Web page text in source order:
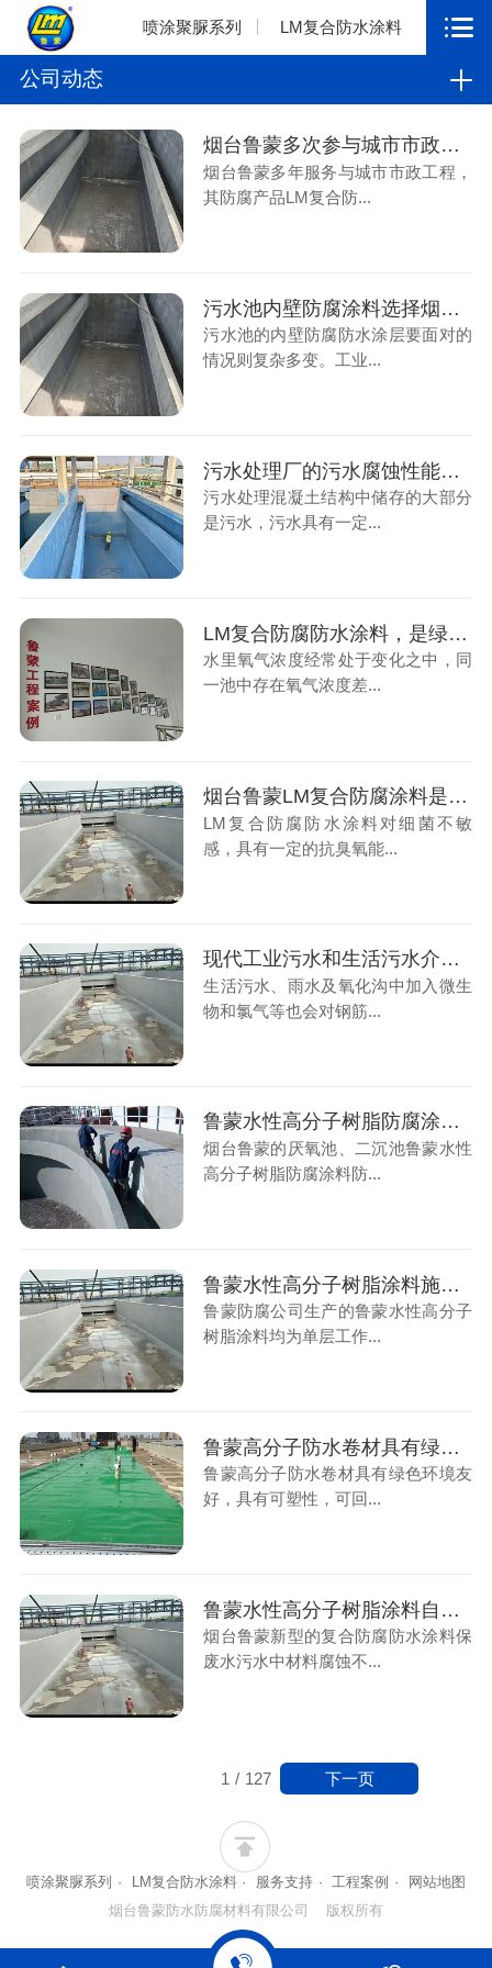
喷涂聚脲系列 LM复合防水涂料
公司动态
烟台鲁蒙多次参与城市市政工程，解决污水厂防腐工程
烟台鲁蒙多年服务与城市市政工程，
其防腐产品LM复合防...
污水池内壁防腐涂料选择烟台鲁蒙防腐厂家是好选择
污水池的内壁防腐防水涂层要面对的
情况则复杂多变。工业...
污水处理厂的污水腐蚀性能指标要求
污水处理混凝土结构中储存的大部分
是污水，污水具有一定...
LM复合防腐防水涂料，是绿色水性防腐涂料
水里氧气浓度经常处于变化之中，同
一池中存在氧气浓度差...
烟台鲁蒙LM复合防腐涂料是污水厂防腐的好帮手
LM复合防腐防水涂料对细菌不敏
感，具有一定的抗臭氧能...
现代工业污水和生活污水介质对混凝土构筑物腐蚀的防护
生活污水、雨水及氧化沟中加入微生
物和氯气等也会对钢筋...
鲁蒙水性高分子树脂防腐涂料防腐防水涂料施工厌氧池、二沉池
烟台鲁蒙的厌氧池、二沉池鲁蒙水性
高分子树脂防腐涂料防...
鲁蒙水性高分子树脂涂料施工后的涂层能减少混凝土微细裂纹造成的渗漏腐蚀
鲁蒙防腐公司生产的鲁蒙水性高分子
树脂涂料均为单层工作...
鲁蒙高分子防水卷材具有绿色环境友好，具有可塑性
鲁蒙高分子防水卷材具有绿色环境友
好，具有可塑性，可回...
鲁蒙水性高分子树脂涂料自应用于污水处理厂领域以来均取得良好评价
烟台鲁蒙新型的复合防腐防水涂料保
废水污水中材料腐蚀不...
1 / 127 下一页
喷涂聚脲系列 · LM复合防水涂料 · 服务支持 · 工程案例 ·
网站地图
烟台鲁蒙防水防腐材料有限公司 版权所有